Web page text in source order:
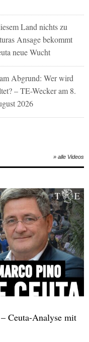
Land nichts zu
Ansage bekommt
neue Wucht
Abgrund: Wer wird
– TE-Wecker am 8.
2026
» alle Videos
Ceuta-Analyse mit